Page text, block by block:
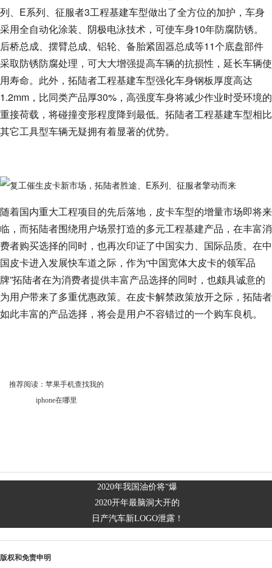
列、E系列、征服者3工程基建车型做出了全方位的加护，车身
采用全自动化涂装、阴极电泳技术，可使车身10年防腐防锈。
后桥总成、摆臂总成、铝轮、备胎紧固器总成等11个底盘部件
采取防锈防腐处理，可大大增强提高车辆的抗损性，延长车辆使
用寿命。此外，拓陆者工程基建车型强化车身钢板厚度高达
1.2mm，比同类产品厚30%，高强度车身将减少作业时受环境的
重接荷载，将碰撞变形程度降到最低。拓陆者工程基建车型相比
其它工具型车辆无疑拥有着显著的优势。
随着国内重大工程项目的先后落地，皮卡车型的增量市场即将来
临，而拓陆者围绕用户场景打造的多元工程基建产品，在丰富消
费者购买选择的同时，也再次印证了中国实力、国际品质。在中
国皮卡进入发展快车道之际，作为“中国宽体大皮卡的领军品
牌”拓陆者在为消费者提供丰富产品选择的同时，也颇具诚意的
为用户带来了多重优惠政策。在皮卡解禁政策放开之际，拓陆者
如此丰富的产品选择，将会是用户不容错过的一个购车良机。
推荐阅读： 苹果手机查找我的
iphone在哪里
2020年我国油价将“爆
2020开年最脑洞大开的
日产汽车新LOGO泄露！
版权和免责申明